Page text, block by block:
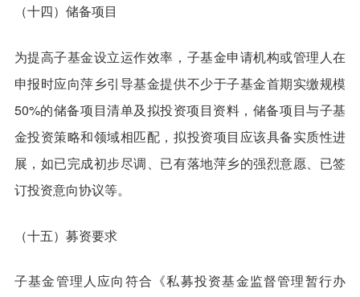
（十四）储备项目
为提高子基金设立运作效率，子基金申请机构或管理人在
申报时应向萍乡引导基金提供不少于子基金首期实缴规模
50%的储备项目清单及拟投资项目资料，储备项目与子基
金投资策略和领域相匹配，拟投资项目应该具备实质性进
展，如已完成初步尽调、已有落地萍乡的强烈意愿、已签
订投资意向协议等。
（十五）募资要求
子基金管理人应向符合《私募投资基金监督管理暂行办